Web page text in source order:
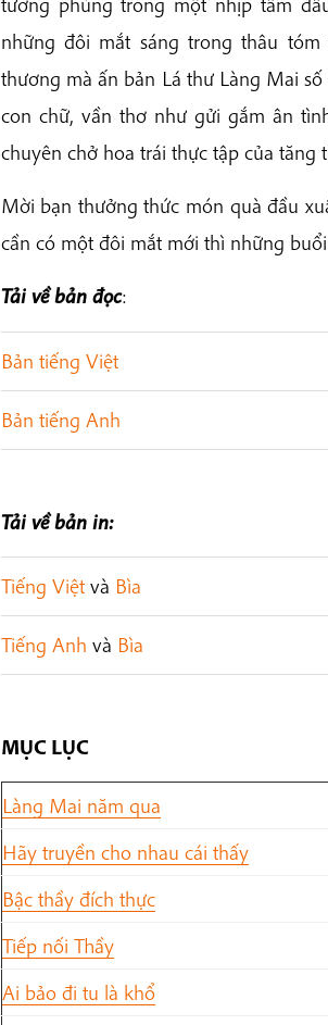
những đôi mắt sáng trong thâu
thương mà ấn bản Lá thư Làng Mai
con chữ, vần thơ như gửi gắm ân
chuyên chở hoa trái thực tập của tăng
Mời bạn thưởng thức món quà đầu
cần có một đôi mắt mới thì những
Tải về bản đọc:
Bản tiếng Việt
Bản tiếng Anh
Tải về bản in:
Tiếng Việtvà Bìa
Tiếng Anh và Bìa
MỤC LỤC
Làng Mai năm qua
Hãy truyền cho nhau cái thấy
Bậc thầy đích thực
Tiếp nối Thầy
Ai bảo đi tu là khổ